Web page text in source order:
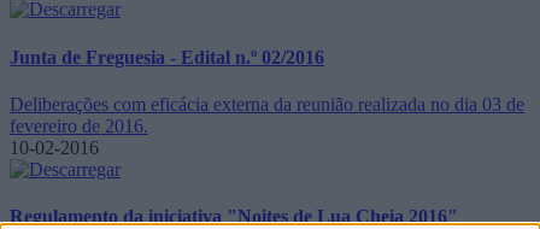
Junta de Freguesia - Edital n.º 02/2016
Deliberações com eficácia externa da reunião realizada no dia 03 de
fevereiro de 2016.
10-02-2016
Regulamento da iniciativa "Noites de Lua Cheia 2016"